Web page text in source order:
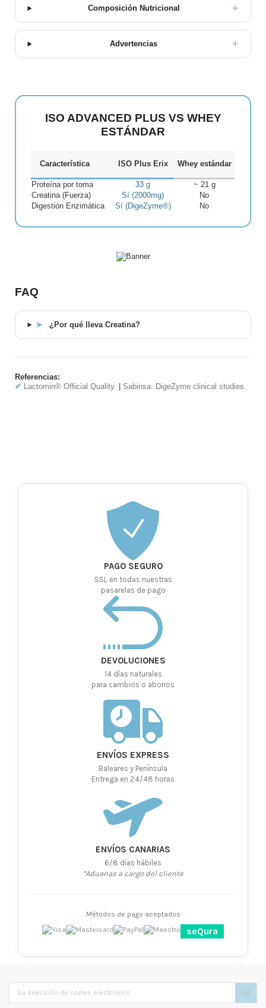
Composición Nutricional
Advertencias
ISO ADVANCED PLUS VS WHEY
ESTÁNDAR
Característica ISO Plus Erix Whey estándar
Proteína por toma 33 g
~ 21 g
Creatina (Fuerza)
Sí (2000mg)
No
Digestión Enzimática
Sí (DigeZyme®) No
FAQ
➤ ¿Por qué lleva Creatina?
Referencias:
✔ Lactomin® Official Quality. Sabinsa: DigeZyme clinical studies.
PAGO SEGURO
SSL en todas nuestras
pasarelas de pago
DEVOLUCIONES
14 días naturales
para cambios o abonos
ENVÍOS EXPRESS
Baleares y Península
Entrega en 24/48 horas
ENVÍOS CANARIAS
6/8 días hábiles
*Aduanas a cargo del cliente
Métodos de pago aceptados
seQura